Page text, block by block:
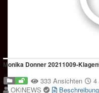
Monika Donner 20211009-
333 Ansichten
4
OKiNEWS
Beschreibung